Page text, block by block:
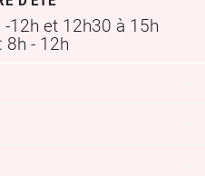
-12h et 12h30 à 15h
8h - 12h